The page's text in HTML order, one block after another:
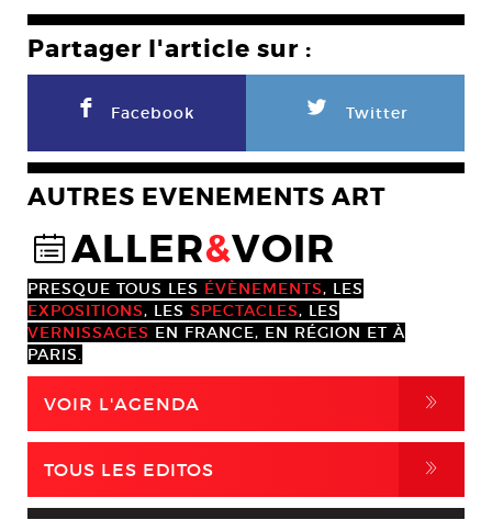
Partager l'article sur :
F Facebook L Twitter
AUTRES EVENEMENTS ART
@ALLER&VOIR
PRESQUE TOUS LES ÉVÈNEMENTS, LES
EXPOSITIONS, LES SPECTACLES, LES
VERNISSAGES EN FRANCE, EN RÉGION ET À
PARIS.
VOIR L'AGENDA ,
TOUS LES EDITOS ,